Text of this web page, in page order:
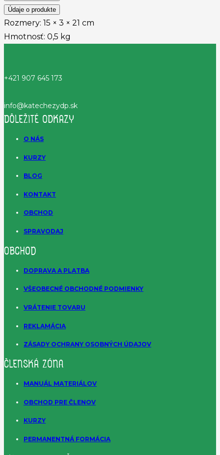
Údaje o produkte
Rozmery: 15 × 3 × 21 cm
Hmotnosť: 0,5 kg
+421 907 645 173
info@katechezydp.sk
DÔLEŽITÉ ODKAZY
O NÁS
KURZY
BLOG
KONTAKT
OBCHOD
SPRAVODAJ
OBCHOD
DOPRAVA A PLATBA
VŠEOBECNÉ OBCHODNÉ PODMIENKY
VRÁTENIE TOVARU
REKLAMÁCIA
ZÁSADY OCHRANY OSOBNÝCH ÚDAJOV
ČLENSKÁ ZÓNA
MANUÁL MATERIÁLOV
OBCHOD PRE ČLENOV
KURZY
PERMANENTNÁ FORMÁCIA